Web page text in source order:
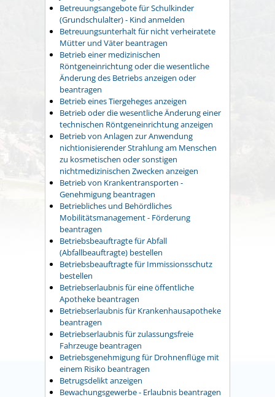
Betreuungsangebote für Schulkinder
(Grundschulalter) - Kind anmelden
Betreuungsunterhalt für nicht verheiratete
Mütter und Väter beantragen
Betrieb einer medizinischen
Röntgeneinrichtung oder die wesentliche
Änderung des Betriebs anzeigen oder
beantragen
Betrieb eines Tiergeheges anzeigen
Betrieb oder die wesentliche Änderung einer
technischen Röntgeneinrichtung anzeigen
Betrieb von Anlagen zur Anwendung
nichtionisierender Strahlung am Menschen
zu kosmetischen oder sonstigen
nichtmedizinischen Zwecken anzeigen
Betrieb von Krankentransporten -
Genehmigung beantragen
Betriebliches und Behördliches
Mobilitätsmanagement - Förderung
beantragen
Betriebsbeauftragte für Abfall
(Abfallbeauftragte) bestellen
Betriebsbeauftragte für Immissionsschutz
bestellen
Betriebserlaubnis für eine öffentliche
Apotheke beantragen
Betriebserlaubnis für Krankenhausapotheke
beantragen
Betriebserlaubnis für zulassungsfreie
Fahrzeuge beantragen
Betriebsgenehmigung für Drohnenflüge mit
einem Risiko beantragen
Betrugsdelikt anzeigen
Bewachungsgewerbe - Erlaubnis beantragen